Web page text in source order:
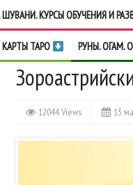
КУРСЫ ОБУЧЕНИЯ И
КАРТЫ ТАРО РУНЫ. ОГАМ.
12044 Views 13